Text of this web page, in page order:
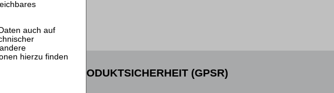
AGB PRODUKTSICHERHEIT (GPSR)